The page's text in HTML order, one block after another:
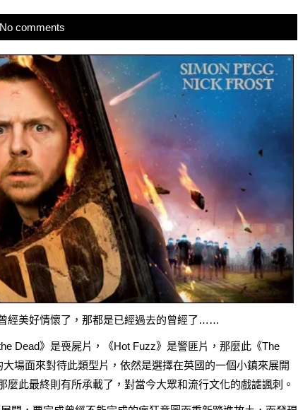
No comments
經美好情懷了，那都是已經過去的曾經了……
Dead》是喪屍片，《Hot Fuzz》是警匪片，那麼此《The
場面來對待此類型片，依然是選擇在英國的一個小鎮來展開
麼此最終則有所承載了，對當今大眾和流行文化的戲謔諷刺。